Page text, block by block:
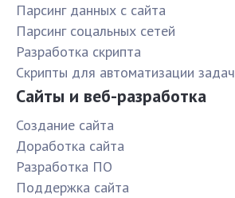
Парсинг данных с сайта
Парсинг соцальных сетей
Разработка скрипта
Скрипты для автоматизации задач
Сайты и веб-разработка
Создание сайта
Доработка сайта
Разработка ПО
Поддержка сайта